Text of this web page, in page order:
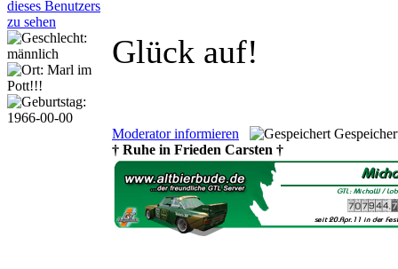
Glück auf!
Moderator informieren
† Ruhe in Frieden Carsten †